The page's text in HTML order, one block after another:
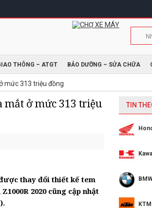
THÔNG – ATGT BẢO DƯỠNG – SỬA CHỮA
mức 313 triệu đồng
mắt ở mức 313 triệu
thay đổi thiết kế tem
2020 cũng cập nhật
TIN
KTM